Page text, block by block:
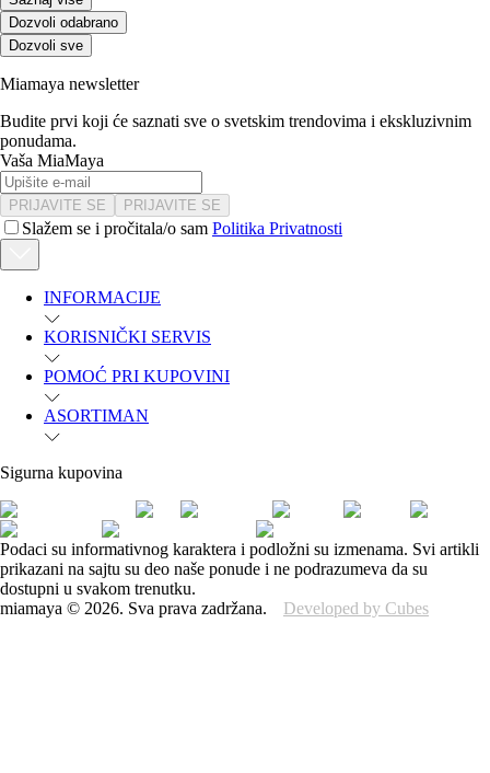
Dozvoli odabrano
Dozvoli sve
Miamaya newsletter
Budite prvi koji će saznati sve o svetskim trendovima i ekskluzivnim
ponudama.
Vaša MiaMaya
PRIJAVITE SE PRIJAVITE SE
Slažem se i pročitala/o sam Politika Privatnosti
INFORMACIJE
KORISNIČKI SERVIS
POMOĆ PRI KUPOVINI
ASORTIMAN
Sigurna kupovina
Podaci su informativnog karaktera i podložni su izmenama. Svi artikli
prikazani na sajtu su deo naše ponude i ne podrazumeva da su
dostupni u svakom trenutku.
miamaya © 2026. Sva prava zadržana. Developed by Cubes